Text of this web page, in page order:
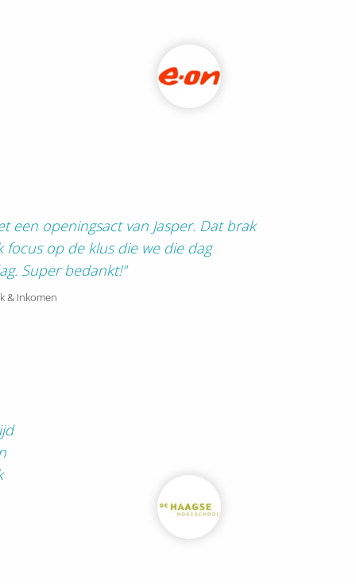
een openingsact van Jasper. Dat brak
op de klus die we die dag
Super bedankt!"
& Inkomen